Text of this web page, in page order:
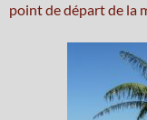
point de départ de la